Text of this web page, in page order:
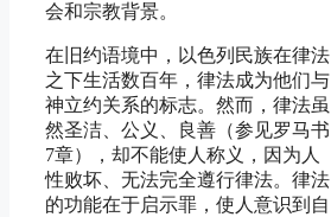
会和宗教背景。
在旧约语境中，以色列民族在律法
之下生活数百年，律法成为他们与
神立约关系的标志。然而，律法虽
然圣洁、公义、良善（参见罗马书
7章），却不能使人称义，因为人
性败坏、无法完全遵行律法。律法
的功能在于启示罪，使人意识到自